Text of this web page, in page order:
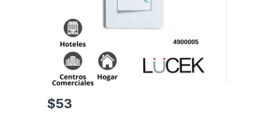
$53